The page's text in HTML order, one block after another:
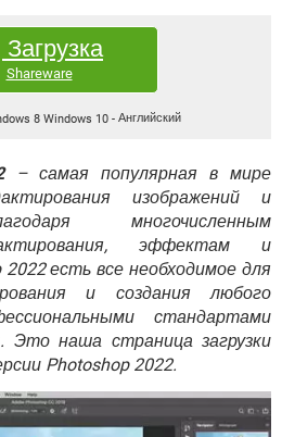
GOOGLE
ИГРЫ
ВКОНТАКТЕ
INSTAGRAM
ИГРЫ
ВКОНТАКТЕ
TELEGRAM
ВКОНТАКТЕ
Загрузка
Shareware
8 Windows 10 - Английский
– самая популярная в мире
изображений и
многочисленным
эффектам и
есть все необходимое для
и создания любого
стандартами
Это наша страница загрузки
Photoshop 2022.